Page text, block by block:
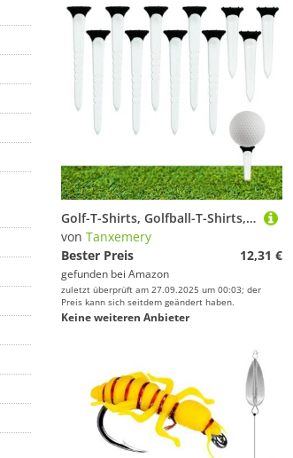
Golf-T-Shirts, Golfball-T-Shirts, 12 x Golf-T-Shirts – Golftees mit weniger Reibung, höhenverstellbar, Golfzubehör für Männer und Frauen, Golfliebhaber
von Tanxemery
Bester Preis
12,31 €
gefunden bei Amazon
zuletzt überprüft am 27.09.2025 um 00:03; der
Preis kann sich seitdem geändert haben.
Keine weiteren Anbieter